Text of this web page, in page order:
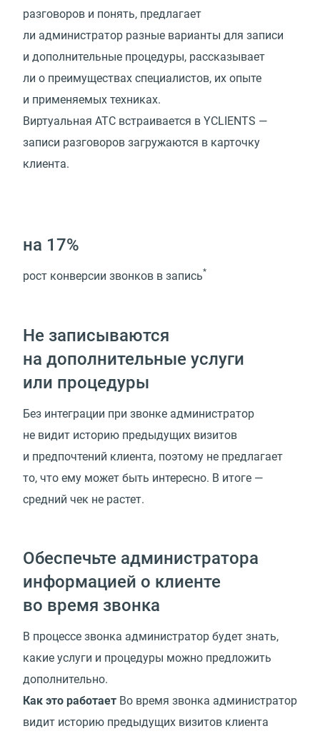
разговоров и понять, предлагает
ли администратор разные варианты для записи
и дополнительные процедуры, рассказывает
ли о преимуществах специалистов, их опыте
и применяемых техниках.
Виртуальная АТС встраивается в YCLIENTS —
записи разговоров загружаются в карточку
клиента.
на 17%
рост конверсии звонков в запись*
Не записываются
на дополнительные услуги
или процедуры
Без интеграции при звонке администратор
не видит историю предыдущих визитов
и предпочтений клиента, поэтому не предлагает
то, что ему может быть интересно. В итоге —
средний чек не растет.
Обеспечьте администратора
информацией о клиенте
во время звонка
В процессе звонка администратор будет знать,
какие услуги и процедуры можно предложить
дополнительно.
Как это работает Во время звонка администратор
видит историю предыдущих визитов клиента